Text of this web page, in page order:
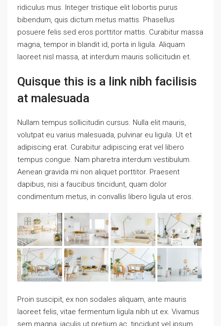
ridiculus mus. Integer tristique elit lobortis purus
bibendum, quis dictum metus mattis. Phasellus
posuere felis sed eros porttitor mattis. Curabitur massa
magna, tempor in blandit id, porta in ligula. Aliquam
laoreet nisl massa, at interdum mauris sollicitudin et.
Quisque this is a link nibh facilisis
at malesuada
Nullam tempus sollicitudin cursus. Nulla elit mauris,
volutpat eu varius malesuada, pulvinar eu ligula. Ut et
adipiscing erat. Curabitur adipiscing erat vel libero
tempus congue. Nam pharetra interdum vestibulum.
Aenean gravida mi non aliquet porttitor. Praesent
dapibus, nisi a faucibus tincidunt, quam dolor
condimentum metus, in convallis libero ligula ut eros.
Proin suscipit, ex non sodales aliquam, ante mauris
laoreet felis, vitae fermentum ligula nibh ut ex. Vivamus
sem magna, iaculis ut pretium ac, tincidunt vel ipsum.